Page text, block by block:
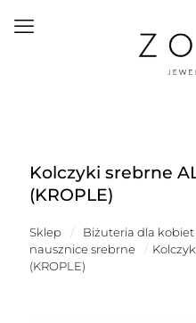
Kolczyki srebrne
(KROPLE)
Sklep / Biżuteria dla kobiet
nausznice srebrne
/
(KROPLE)